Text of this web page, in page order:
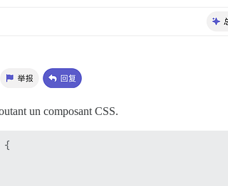
un composant CSS.
{